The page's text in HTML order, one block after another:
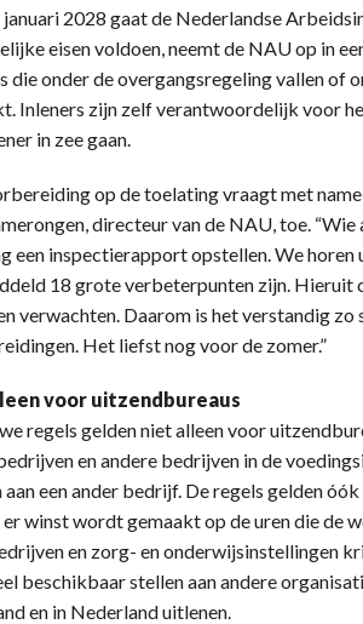
januari 2028 gaat de Nederlandse
eisen voldoen, neemt de NAU op in
die onder de overgangsregeling vallen of
Inleners zijn zelf verantwoordelijk voor
in zee gaan.
op de toelating vraagt met
directeur van de NAU, toe.
een inspectierapport opstellen. We
18 grote verbeterpunten zijn. Hieruit
verwachten. Daarom is het verstandig
Het liefst nog voor de zomer.”
voor uitzendbureaus
regels gelden niet alleen voor
en andere bedrijven in de
aan een ander bedrijf. De regels gelden
winst wordt gemaakt op de uren die de
en zorg- en onderwijsinstellingen
beschikbaar stellen aan andere
en in Nederland uitlenen.